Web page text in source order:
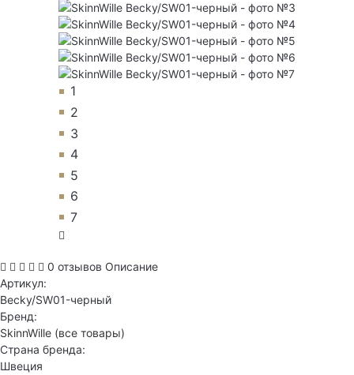
1
2
3
4
5
6
7
0 отзывов Описание
Артикул:
Becky/SW01-черный
Бренд:
SkinnWille (все товары)
Страна бренда:
Швеция